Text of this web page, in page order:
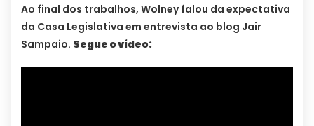
Ao final dos trabalhos, Wolney falou da expectativa
da Casa Legislativa em entrevista ao blog Jair
Sampaio. Segue o vídeo: